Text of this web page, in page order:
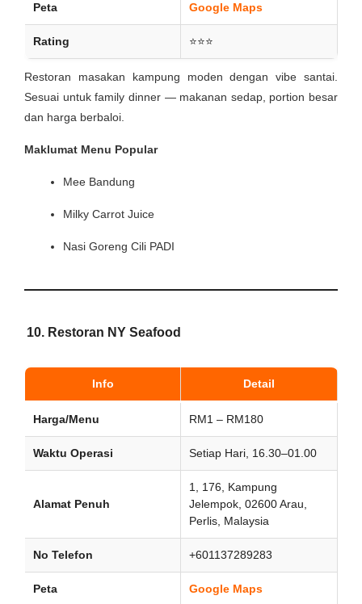
Peta Google Maps
Rating ⭐⭐⭐
Restoran masakan kampung moden dengan vibe santai.
Sesuai untuk family dinner — makanan sedap, portion besar
dan harga berbaloi.
Maklumat Menu Popular
Mee Bandung
Milky Carrot Juice
Nasi Goreng Cili PADI
10. Restoran NY Seafood
Info Detail
Harga/Menu RM1 – RM180
Waktu Operasi Setiap Hari, 16.30–01.00
Alamat Penuh
1, 176, Kampung
Jelempok, 02600 Arau,
Perlis, Malaysia
No Telefon +601137289283
Peta Google Maps